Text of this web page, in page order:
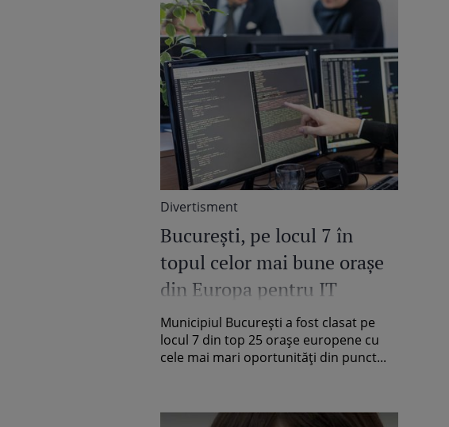
Divertisment
București, pe locul 7 în
topul celor mai bune orașe
din Europa pentru IT
Municipiul București a fost clasat pe
locul 7 din top 25 orașe europene cu
cele mai mari oportunități din punct...